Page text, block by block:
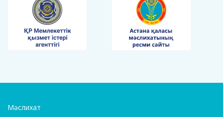
Мәслихат